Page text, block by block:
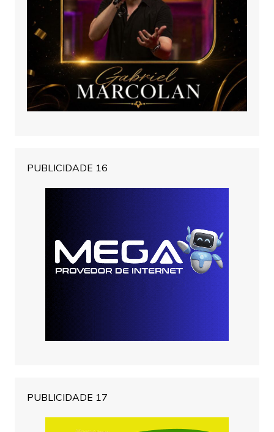
PUBLICIDADE 16
PUBLICIDADE 17